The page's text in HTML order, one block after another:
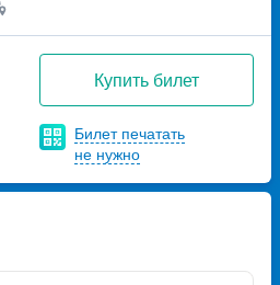
Купить билет
Билет печатать
не нужно